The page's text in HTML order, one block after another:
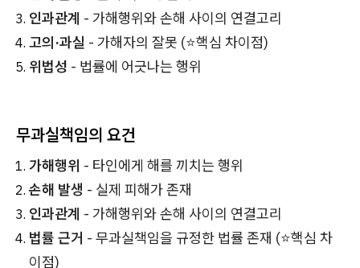
인과관계 - 가해행위와 손해 사이의 연결고리
고의·과실 - 가해자의 잘못 (⭐핵심 차이점)
위법성 - 법률에 어긋나는 행위
무과실책임의 요건
가해행위 - 타인에게 해를 끼치는 행위
손해 발생 - 실제 피해가 존재
인과관계 - 가해행위와 손해 사이의 연결고리
법률 근거 - 무과실책임을 규정한 법률 존재 (⭐핵심 차
이점)